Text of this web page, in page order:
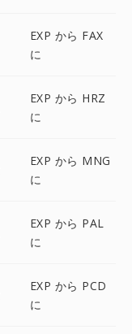
EXP から FAX
に
EXP から HRZ
に
EXP から MNG
に
EXP から PAL
に
EXP から PCD
に